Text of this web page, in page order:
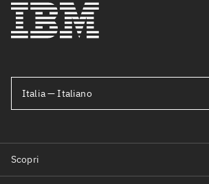
Italia — Italiano